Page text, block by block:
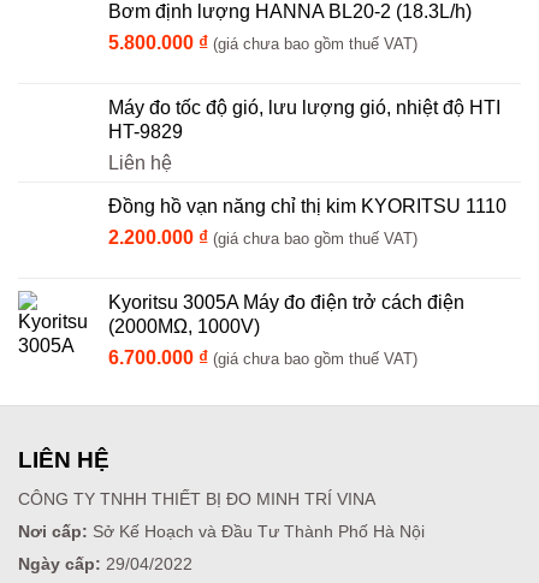
Bơm định lượng HANNA BL20-2 (18.3L/h)
5.800.000 ₫ (giá chưa bao gồm thuế VAT)
Máy đo tốc độ gió, lưu lượng gió, nhiệt độ HTI
HT-9829
Liên hệ
Đồng hồ vạn năng chỉ thị kim KYORITSU 1110
2.200.000 ₫ (giá chưa bao gồm thuế VAT)
Kyoritsu 3005A Máy đo điện trở cách điện
(2000MΩ, 1000V)
6.700.000 ₫ (giá chưa bao gồm thuế VAT)
LIÊN HỆ
CÔNG TY TNHH THIẾT BỊ ĐO MINH TRÍ VINA
Nơi cấp: Sở Kế Hoạch và Đầu Tư Thành Phố Hà Nội
Ngày cấp: 29/04/2022